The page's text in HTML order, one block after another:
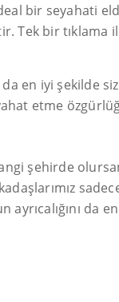
bir seyahati
Tek bir
en iyi şekilde
etme
şehirde
da